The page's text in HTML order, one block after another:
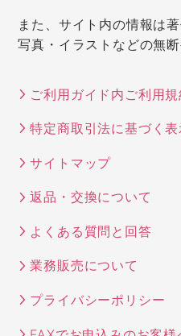
また、サイト内の情報は
写真・イラストなどの無
ご利用ガイド内ご利用規
特定商取引法に基づく表
サイトマップ
返品・交換について
よくある質問と回答
業務販売について
プライバシーポリシー